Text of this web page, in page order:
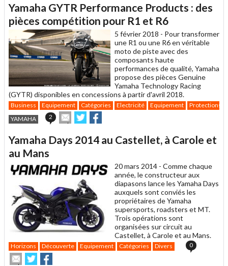
à
un
ami
Yamaha GYTR Performance Products : des
pièces compétition pour R1 et R6
5 février 2018 - Pour transformer
une R1 ou une R6 en véritable
moto de piste avec des
composants haute
performances de qualité, Yamaha
propose des pièces Genuine
Yamaha Technology Racing
(GYTR) disponibles en concessions à partir d'avril 2018.
Business Equipement Catégories Electricité Equipement
Protections
YAMAHA
2
Envoyer
cet
à
Partager
sur sur
Yamaha Days 2014 au Castellet, à Carole et
au Mans
20 mars 2014 - Comme chaque
année, le constructeur aux
diapasons lance les Yamaha Days
auxquels sont conviés les
propriétaires de Yamaha
supersports, roadsters et MT.
Trois opérations sont
organisées sur circuit au
Castellet, à Carole et au Mans.
Horizons Découverte Equipement Catégories Divers 0
EnvoyerPartager